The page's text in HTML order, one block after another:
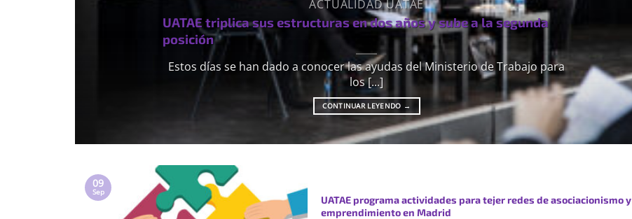
ACTUALIDAD UATAE
UATAE triplica sus estructuras en dos años y sube a la segunda
posición
Estos días se han dado a conocer las ayudas del Ministerio de Trabajo para
los [...]
CONTINUAR LEYENDO →
UATAE programa actividades para tejer redes de asociacionismo y
emprendimiento en Madrid
09
Sep